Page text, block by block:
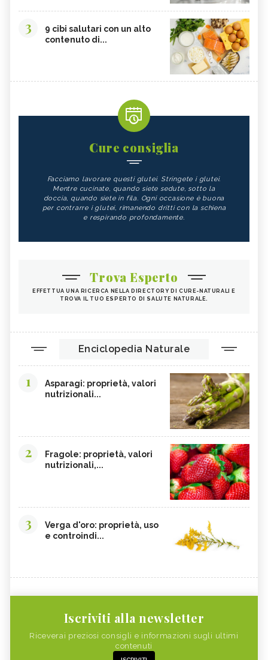
3
9 cibi salutari con un alto
contenuto di...
Cure consiglia
Facciamo lavorare questi glutei. Stringete i glutei.
Mentre cucinate, quando siete sedute, sotto la
doccia, quando siete in fila. Ogni occasione è buona
per contrarre i glutei, rimanendo dritti con la schiena
e respirando profondamente.
Trova Esperto
EFFETTUA UNA RICERCA NELLA DIRECTORY DI CURE-NATURALI E
TROVA IL TUO ESPERTO DI SALUTE NATURALE.
Enciclopedia Naturale
1
Asparagi: proprietà, valori
nutrizionali...
2
Fragole: proprietà, valori
nutrizionali,...
3
Verga d'oro: proprietà, uso
e controindi...
Iscriviti alla newsletter
Riceverai preziosi consigli e informazioni sugli ultimi
contenuti